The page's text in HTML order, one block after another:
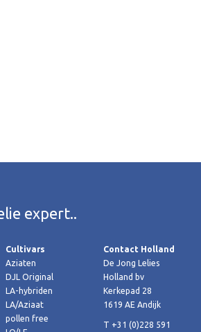
expert..
Cultivars
Aziaten
DJL Original
LA-hybriden
LA/Aziaat
pollen free
Contact Holland
De Jong Lelies
Holland bv
Kerkepad 28
1619 AE Andijk
T +31 (0)228 591